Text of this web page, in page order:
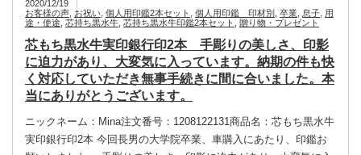
2020/12/19
お客様の声 お祝い 個人用印鑑2本セット 個人用印鑑 印材別 卒業 息子 用
途・使途 芯持ち黒水牛 芯持ち黒水牛印鑑2本セット 贈り物・プレゼント
芯もち黒水牛実印銀行印2本 手彫りの美しさ、印影
に迫力があり、大変気に入っています。納期の件も快
く対応していただき無事手続きに間に合いました。本
当にありがとうございます。
ニックネーム：Mina注文番号：1208122131商品名：芯もち黒水牛
実印銀行印2本 今回長男の大学院卒業、車購入にあたり、印鑑お